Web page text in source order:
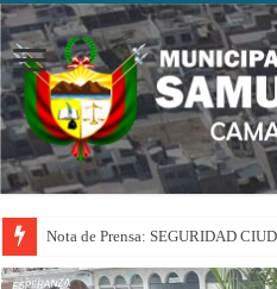
Nota de Prensa: SEGURIDAD